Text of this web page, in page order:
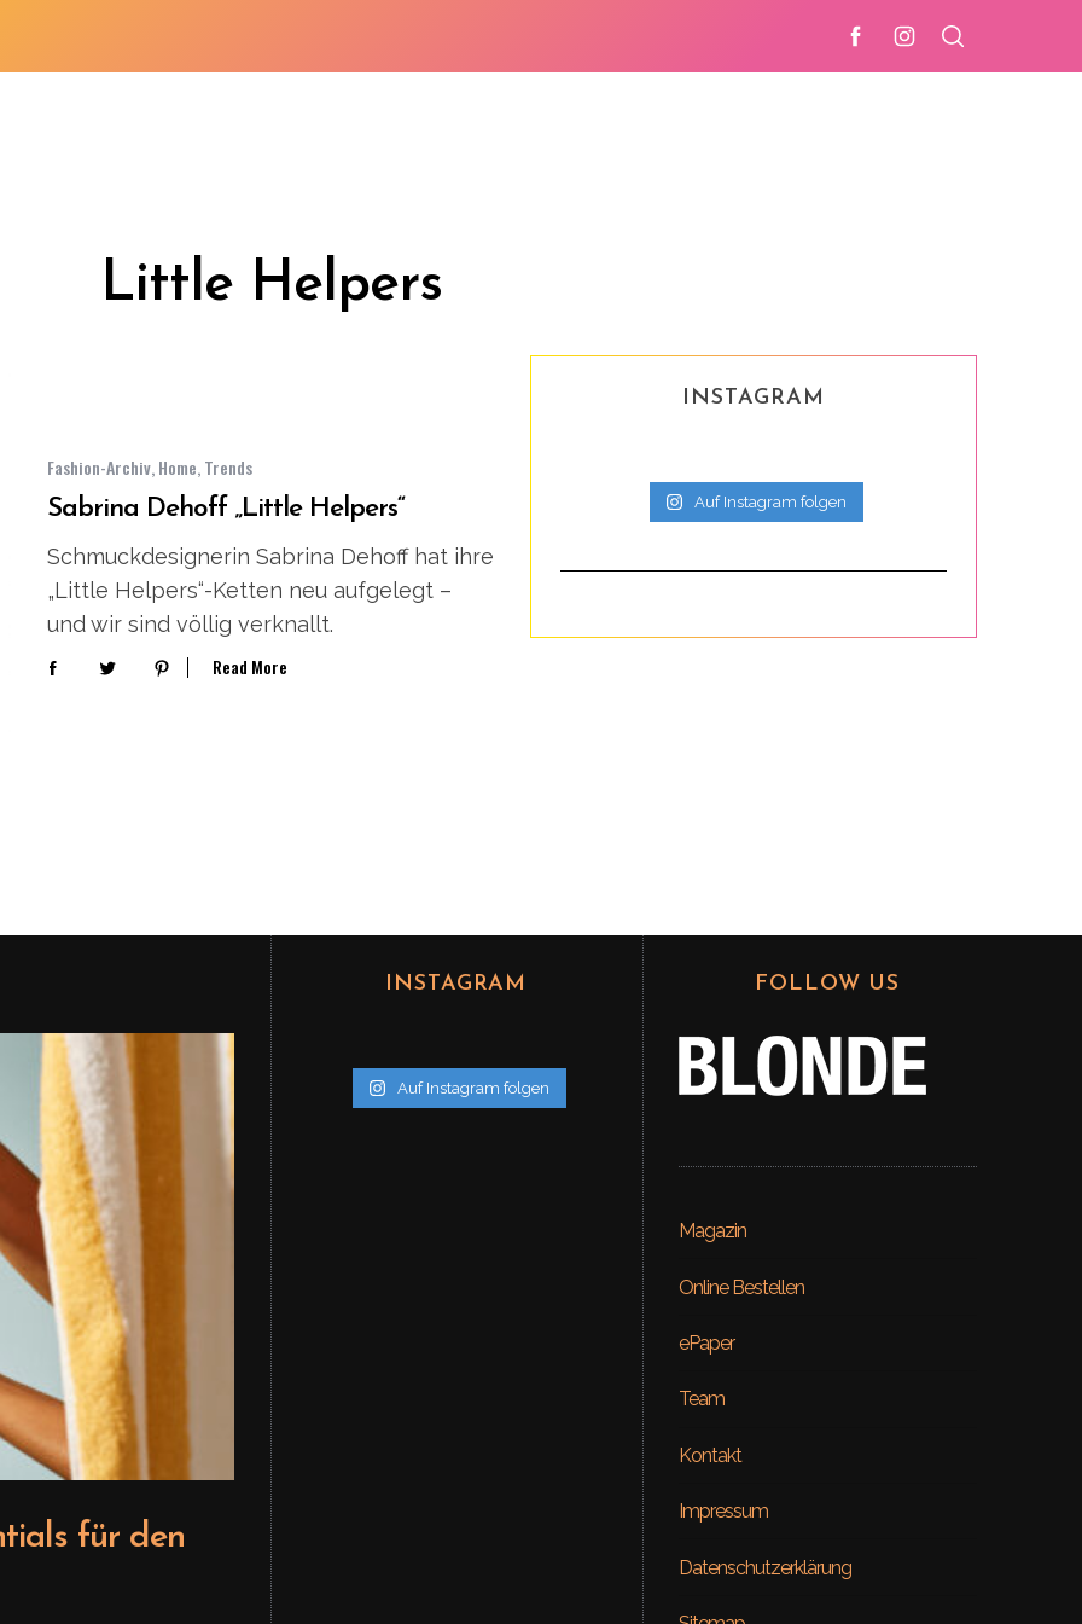
Little Helpers
Fashion-Archiv,Home,Trends
Sabrina Dehoff „Little Helpers“
Schmuckdesignerin Sabrina Dehoff hat ihre
„Little Helpers“-Ketten neu aufgelegt –
und wir sind völlig verknallt.
Read More
INSTAGRAM
Auf Instagram folgen
für den
Back to the 90s mit den Elevator Boys
INSTAGRAM
Auf Instagram folgen
FOLLOW US
Magazin
Online Bestellen
ePaper
Team
Kontakt
Impressum
Datenschutzerklärung